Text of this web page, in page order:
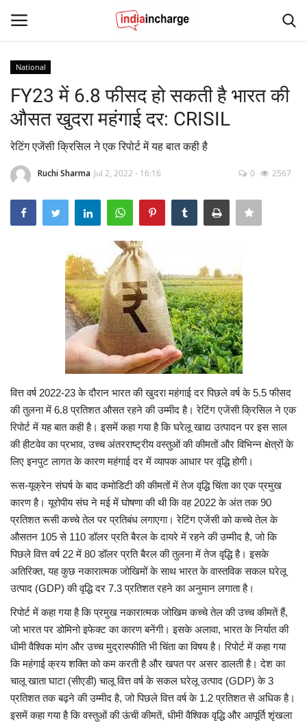
Home
Editorial Pick
Viral Videos
Viral Stories
Health & Wellness
National
FY23 में 6.8 फीसद हो सकती है भारत की
औसत खुदरा महंगाई दर: CRISIL
रेटिंग एजेंसी क्रिसिल ने एक रिपोर्ट में यह बात कही है
Ruchi Sharma Jul 2, 2022 - 16:16 0 2567
वित्त वर्ष 2022-23 के दौरान भारत की खुदरा महंगाई दर पिछले वर्ष के 5.5 फीसद
की तुलना में 6.8 प्रतिशत औसत रहने की उम्मीद है। रेटिंग एजेंसी क्रिसिल ने एक
रिपोर्ट में यह बात कही है। इसमें कहा गया है कि घरेलू खाद्य उत्पादन पर इस साल
की हीटवेव का प्रभाव, उच्च अंतरराष्ट्रीय वस्तुओं की कीमतों और विभिन्न क्षेत्रों के
लिए इनपुट लागत के कारण महंगाई दर में व्यापक आधार पर वृद्धि होगी।
रूस-यूक्रेन संघर्ष के बाद कमोडिटी की कीमतों में तेज वृद्धि चिंता का एक प्रमुख
कारण है। यूरोपीय संघ ने मई में घोषणा की थी कि वह 2022 के अंत तक 90
प्रतिशत रूसी कच्चे तेल पर प्रतिबंध लगाएगा। रेटिंग एजेंसी को कच्चे तेल के
औसतन 105 से 110 डॉलर प्रति बैरल के दायरे में रहने की उम्मीद है, जो कि
पिछले वित्त वर्ष 22 में 80 डॉलर प्रति बैरल की तुलना में तेज वृद्धि है। इसके
अतिरिक्त, यह कुछ नकारात्मक जोखिमों के साथ भारत के वास्तविक सकल घरेलू
उत्पाद (GDP) की वृद्धि दर 7.3 प्रतिशत रहने का अनुमान लगाता है।
रिपोर्ट में कहा गया है कि प्रमुख नकारात्मक जोखिम कच्चे तेल की उच्च कीमतें हैं,
जो भारत पर डोमिनो इफेक्ट का कारण बनेंगी। इसके अलावा, भारत के निर्यात की
धीमी वैश्विक मांग और उच्च मुद्रास्फीति भी चिंता का विषय है। रिपोर्ट में कहा गया
कि महंगाई क्रय शक्ति को कम करती है और खपत पर असर डालती है। देश का
चालू खाता घाटा (सीएडी) चालू वित्त वर्ष के सकल घरेलू उत्पाद (GDP) के 3
प्रतिशत तक बढ़ने की उम्मीद है, जो पिछले वित्त वर्ष के 1.2 प्रतिशत से अधिक है।
इसमें कहा गया है कि वस्तुओं की ऊंची कीमतें, धीमी वैश्विक वृद्धि और आपूर्ति शृंखला